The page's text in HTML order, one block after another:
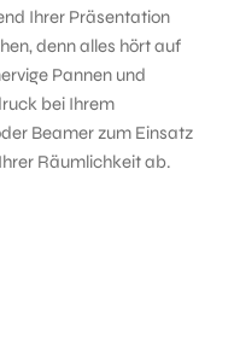
Ihrer Präsentation
denn alles hört auf
Pannen und
bei Ihrem
Beamer zum Einsatz
Räumlichkeit ab.